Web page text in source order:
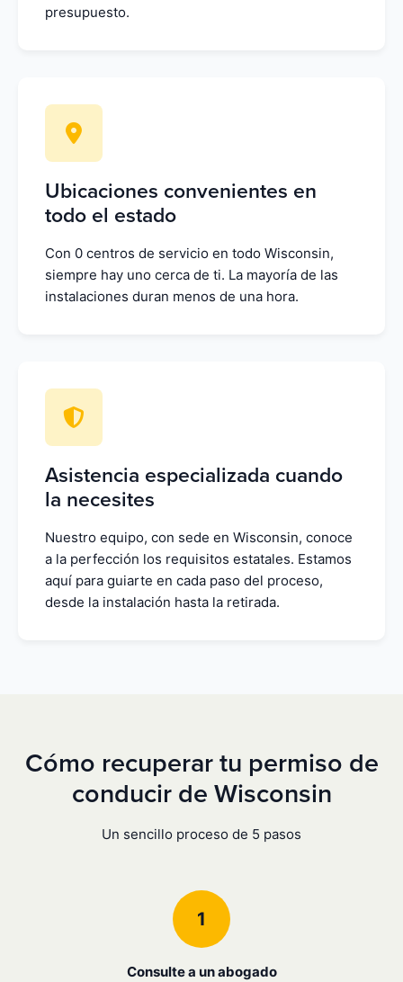
presupuesto.
Ubicaciones convenientes en
todo el estado
Con 0 centros de servicio en todo Wisconsin,
siempre hay uno cerca de ti. La mayoría de las
instalaciones duran menos de una hora.
Asistencia especializada cuando
la necesites
Nuestro equipo, con sede en Wisconsin, conoce
a la perfección los requisitos estatales. Estamos
aquí para guiarte en cada paso del proceso,
desde la instalación hasta la retirada.
Cómo recuperar tu permiso de
conducir de Wisconsin
Un sencillo proceso de 5 pasos
1
Consulte a un abogado